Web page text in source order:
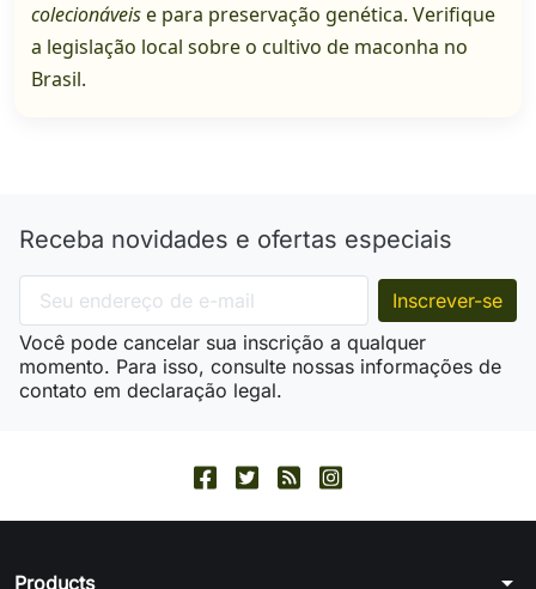
colecionáveise para preservação genética. Verifique
a legislação local sobre o cultivo de maconha no
Brasil.
Receba novidades e ofertas especiais
Você pode cancelar sua inscrição a qualquer
momento. Para isso, consulte nossas informações de
contato em declaração legal.
Products arrow_drop_down